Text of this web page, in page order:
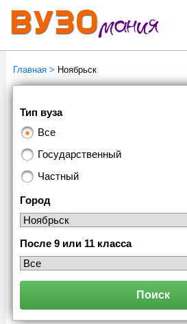
Главная> Ноябрьск
Тип вуза
Все
Государственный
Частный
Город
После 9 или 11 класса
Поиск